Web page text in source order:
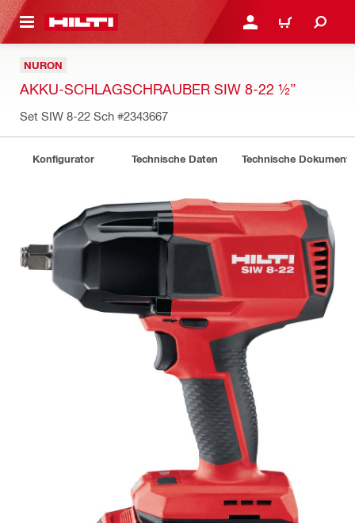
ANMELDEN ODER
WARENKORB
NURON
AKKU-SCHLAGSCHRAUBER SIW 8-22 ½”
Set SIW 8-22 Sch #2343667
Konfigurator Technische Daten Technische Dokumente